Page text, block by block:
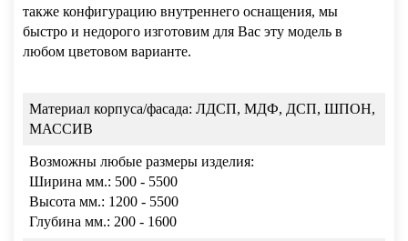
также конфигурацию внутреннего оснащения, мы
быстро и недорого изготовим для Вас эту модель в
любом цветовом варианте.
Материал корпуса/фасада: ЛДСП, МДФ, ДСП, ШПОН,
МАССИВ
Возможны любые размеры изделия:
Ширина мм.: 500 - 5500
Высота мм.: 1200 - 5500
Глубина мм.: 200 - 1600